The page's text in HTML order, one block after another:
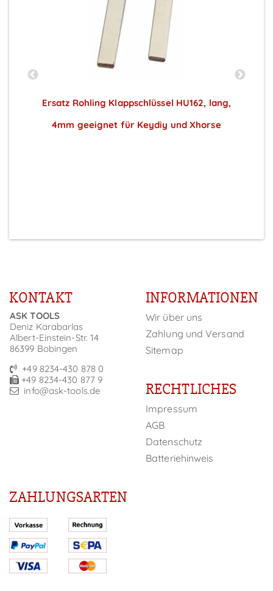
Ersatz Rohling Klappschlüssel HU162, lang,
4mm geeignet für Keydiy und Xhorse
KONTAKT
ASK TOOLS
Deniz Karabarlas
Albert-Einstein-Str. 14
86399 Bobingen
+49 8234-430 878 0
+49 8234-430 877 9
info@ask-tools.de
INFORMATIONEN
Wir über uns
Zahlung und Versand
Sitemap
RECHTLICHES
Impressum
AGB
Datenschutz
Batteriehinweis
ZAHLUNGSARTEN